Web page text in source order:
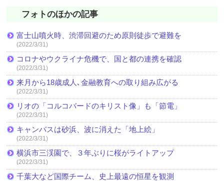
フォトのほかの記事
富士山噴火時、渋滞回避のため原則徒歩で避難を
(2022/3/31)
コロナやウクライナ危機で、国と都の連携を確認
(2022/3/31)
来月から18歳成人､金融教育への取り組み広がる
(2022/3/31)
リオの「コルコバードのキリスト像」も「節電」
(2022/3/31)
キャンバスは砂浜、波に消えた「地上絵」
(2022/3/31)
横浜市三渓園で、３年ぶりに桜がライトアップ
(2022/3/31)
千葉大など国際チーム、史上最遠の恒星を観測